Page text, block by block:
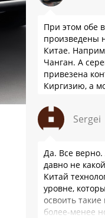
При этом обе
произведены
Китае.
Чанган. А
привезена
Киргизию, а
Sergei
Да. Все
давно не
Китай
уровне,
освоить
более-менее